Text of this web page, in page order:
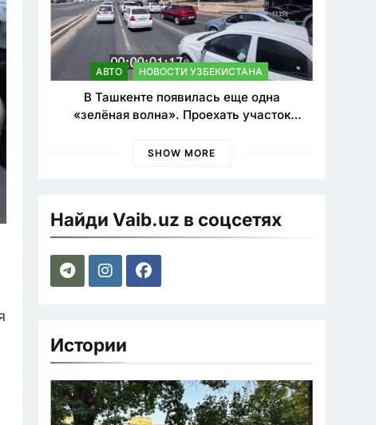
АВТО НОВОСТИ УЗБЕКИСТАНА
В Ташкенте появилась еще одна
«зелёная волна». Проехать участок
SHOW MORE
Найди Vaib.uz в соцсетях
Истории